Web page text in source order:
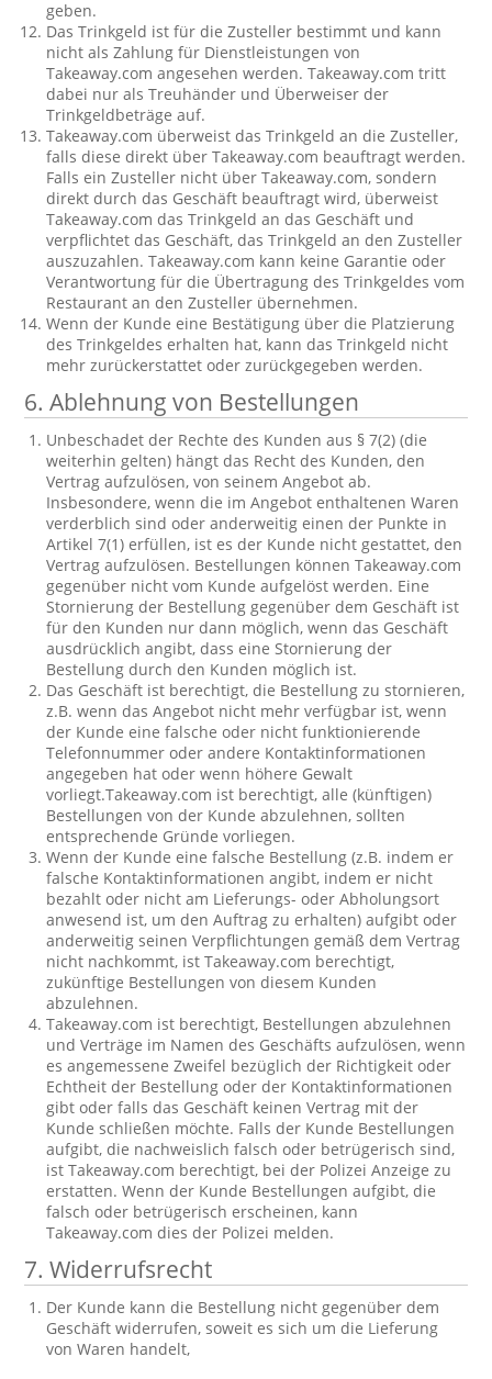
geben.
Das Trinkgeld ist für die Zusteller bestimmt und kann
nicht als Zahlung für Dienstleistungen von
Takeaway.com angesehen werden. Takeaway.com tritt
dabei nur als Treuhänder und Überweiser der
Trinkgeldbeträge auf.
Takeaway.com überweist das Trinkgeld an die Zusteller,
falls diese direkt über Takeaway.com beauftragt werden.
Falls ein Zusteller nicht über Takeaway.com, sondern
direkt durch das Geschäft beauftragt wird, überweist
Takeaway.com das Trinkgeld an das Geschäft und
verpflichtet das Geschäft, das Trinkgeld an den Zusteller
auszuzahlen. Takeaway.com kann keine Garantie oder
Verantwortung für die Übertragung des Trinkgeldes vom
Restaurant an den Zusteller übernehmen.
Wenn der Kunde eine Bestätigung über die Platzierung
des Trinkgeldes erhalten hat, kann das Trinkgeld nicht
mehr zurückerstattet oder zurückgegeben werden.
6. Ablehnung von Bestellungen
Unbeschadet der Rechte des Kunden aus § 7(2) (die
weiterhin gelten) hängt das Recht des Kunden, den
Vertrag aufzulösen, von seinem Angebot ab.
Insbesondere, wenn die im Angebot enthaltenen Waren
verderblich sind oder anderweitig einen der Punkte in
Artikel 7(1) erfüllen, ist es der Kunde nicht gestattet, den
Vertrag aufzulösen. Bestellungen können Takeaway.com
gegenüber nicht vom Kunde aufgelöst werden. Eine
Stornierung der Bestellung gegenüber dem Geschäft ist
für den Kunden nur dann möglich, wenn das Geschäft
ausdrücklich angibt, dass eine Stornierung der
Bestellung durch den Kunden möglich ist.
Das Geschäft ist berechtigt, die Bestellung zu stornieren,
z.B. wenn das Angebot nicht mehr verfügbar ist, wenn
der Kunde eine falsche oder nicht funktionierende
Telefonnummer oder andere Kontaktinformationen
angegeben hat oder wenn höhere Gewalt
vorliegt.Takeaway.com ist berechtigt, alle (künftigen)
Bestellungen von der Kunde abzulehnen, sollten
entsprechende Gründe vorliegen.
Wenn der Kunde eine falsche Bestellung (z.B. indem er
falsche Kontaktinformationen angibt, indem er nicht
bezahlt oder nicht am Lieferungs- oder Abholungsort
anwesend ist, um den Auftrag zu erhalten) aufgibt oder
anderweitig seinen Verpflichtungen gemäß dem Vertrag
nicht nachkommt, ist Takeaway.com berechtigt,
zukünftige Bestellungen von diesem Kunden
abzulehnen.
Takeaway.com ist berechtigt, Bestellungen abzulehnen
und Verträge im Namen des Geschäfts aufzulösen, wenn
es angemessene Zweifel bezüglich der Richtigkeit oder
Echtheit der Bestellung oder der Kontaktinformationen
gibt oder falls das Geschäft keinen Vertrag mit der
Kunde schließen möchte. Falls der Kunde Bestellungen
aufgibt, die nachweislich falsch oder betrügerisch sind,
ist Takeaway.com berechtigt, bei der Polizei Anzeige zu
erstatten. Wenn der Kunde Bestellungen aufgibt, die
falsch oder betrügerisch erscheinen, kann
Takeaway.com dies der Polizei melden.
7. Widerrufsrecht
Der Kunde kann die Bestellung nicht gegenüber dem
Geschäft widerrufen, soweit es sich um die Lieferung
von Waren handelt,